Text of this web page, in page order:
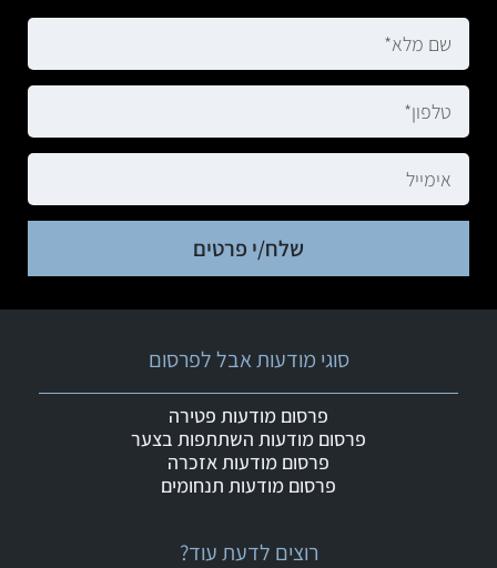
שלח/י פרטים
רוצים לדעת עוד?
סוגי מודעות אבל לפרסום
פרסום מודעות פטירה
פרסום מודעות השתתפות בצער
פרסום מודעות אזכרה
פרסום מודעות תנחומים